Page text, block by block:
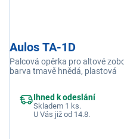
Aulos TA-1D
Palcová opěrka pro altové
barva tmavě hnědá, plastová
Ihned k odeslání
Skladem 1 ks.
U Vás již od 14.8.